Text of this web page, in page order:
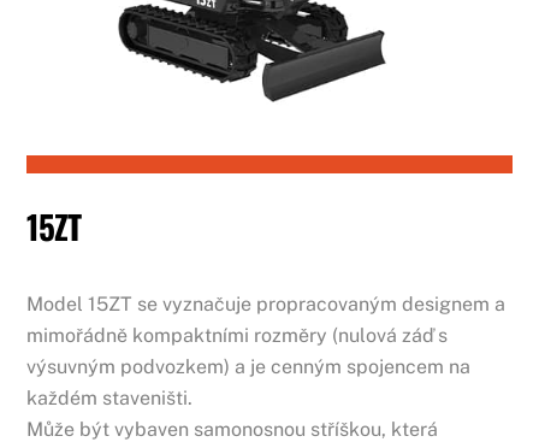
15ZT
Model 15ZT se vyznačuje propracovaným designem a
mimořádně kompaktními rozměry (nulová záď s
výsuvným podvozkem) a je cenným spojencem na
každém staveništi.
Může být vybaven samonosnou stříškou, která